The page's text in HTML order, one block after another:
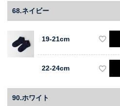
68.ネイビー
19-21cm
22-24cm
90.ホワイト